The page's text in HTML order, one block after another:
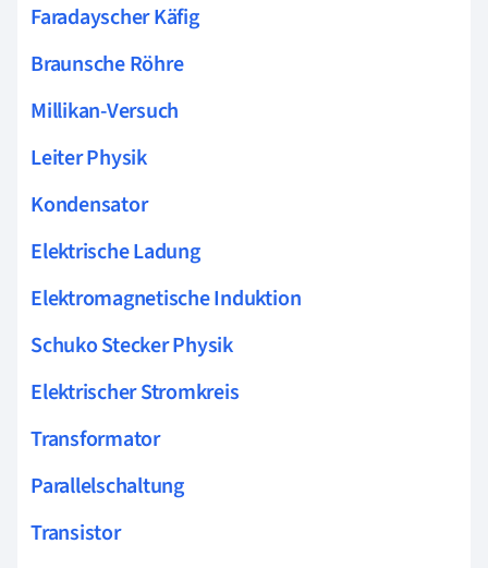
Faradayscher Käfig
Braunsche Röhre
Millikan-Versuch
Leiter Physik
Kondensator
Elektrische Ladung
Elektromagnetische Induktion
Schuko Stecker Physik
Elektrischer Stromkreis
Transformator
Parallelschaltung
Transistor